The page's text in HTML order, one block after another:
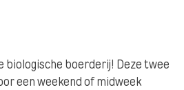
biologische boerderij! Deze twee
een weekend of midweek